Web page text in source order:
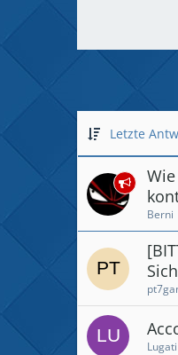
Letzte
Berni
Lugati